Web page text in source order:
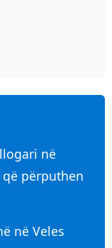
në
që përputhen
në Veles